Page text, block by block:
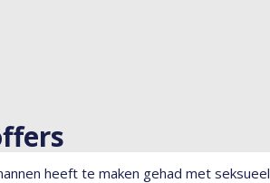
heeft te maken gehad met seksueel